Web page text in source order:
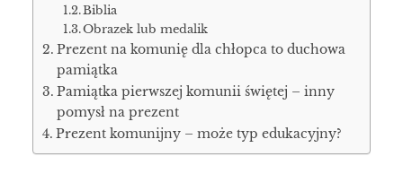
Biblia
Obrazek lub medalik
Prezent na komunię dla chłopca to duchowa
pamiątka
Pamiątka pierwszej komunii świętej – inny
pomysł na prezent
Prezent komunijny – może typ edukacyjny?